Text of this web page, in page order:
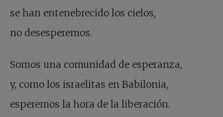
se han entenebrecido los cielos,
no desesperemos.
Somos una comunidad de esperanza,
y, como los israelitas en Babilonia,
esperemos la hora de la liberación.